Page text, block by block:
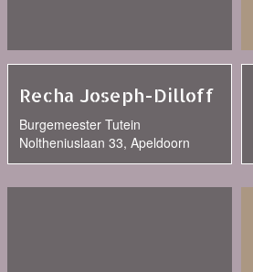
Recha Joseph-Dilloff
Burgemeester Tutein
Noltheniuslaan 33, Apeldoorn